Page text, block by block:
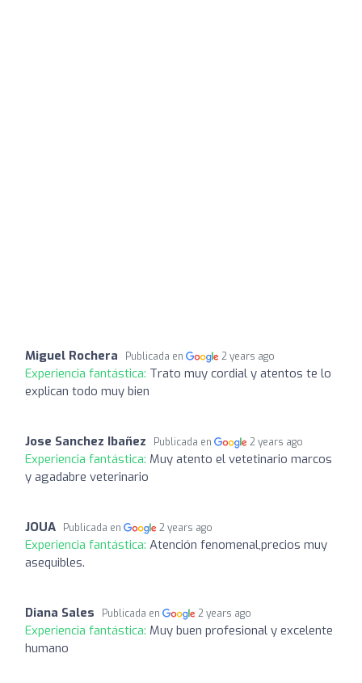
Miguel Rochera Publicada en 2 years ago
Experiencia fantástica: Trato muy cordial y atentos te lo
explican todo muy bien
Jose Sanchez Ibañez Publicada en 2 years ago
Experiencia fantástica: Muy atento el vetetinario marcos
y agadabre veterinario
JOUA Publicada en 2 years ago
Experiencia fantástica: Atención fenomenal,precios muy
asequibles.
Diana Sales Publicada en 2 years ago
Experiencia fantástica: Muy buen profesional y excelente
humano